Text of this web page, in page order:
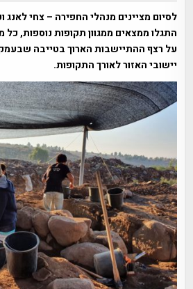
לסיום מציינים מנהלי החפירה – צחי לאנג
התגלו ממצאים ממגוון תקופות נוספות,
על רצף ההתיישבות הארוך בטייבה
יישובי האזור לאורך התקופות.